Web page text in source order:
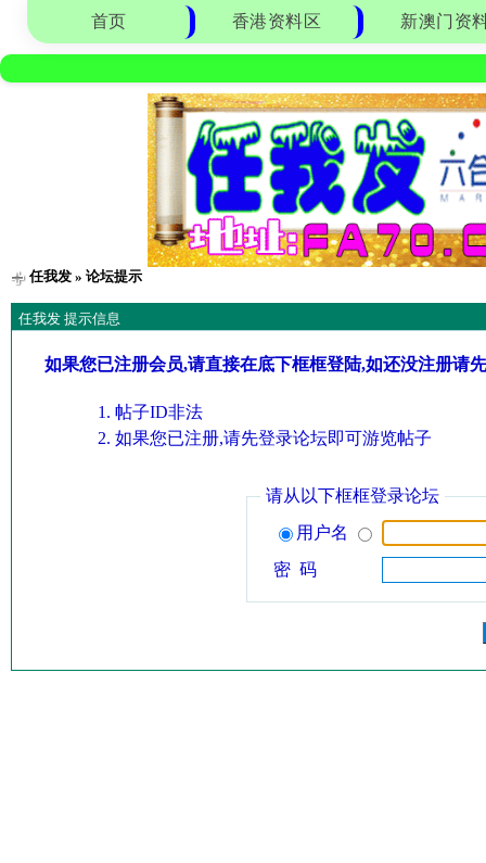
首页 香港资料区 新澳门资
任我发» 论坛提示
任我发 提示信息
如果您已注册会员,请直接在底下框框登陆,如还没注册请
帖子ID非法
如果您已注册,请先登录论坛即可游览帖子
请从以下框框登录论坛
用户名
密 码